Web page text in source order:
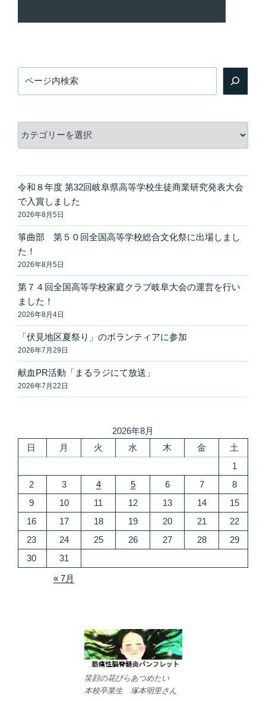
テ
ー
令和８年度 第32回岐阜県高等学校生徒商業研究発表大会
で入賞しました
2026年8月5日
箏曲部 第５０回全国高等学校総合文化祭に出場しまし
た！
2026年8月5日
第７４回全国高等学校家庭クラブ岐阜大会の運営を行い
ました！
2026年8月4日
「伏見地区夏祭り」のボランティアに参加
2026年7月29日
献血PR活動「まるラジにて放送」
2026年7月22日
2026年8月
日
月 火 水 木 金
土
1
2
3 4 5 6 7
8
9
10 11 12 13 14
15
16
17 18 19 20 21
22
23
24 25 26 27 28
29
30
31
« 7月
笑顔の花びらあつめたい
本校卒業生 塚本明里さん